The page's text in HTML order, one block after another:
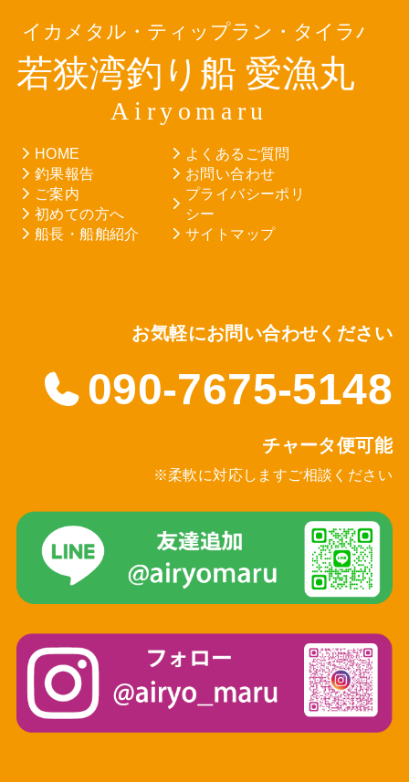
HOME
釣果報告
ご案内
初めての方へ
船長・船舶紹介
よくあるご質問
お問い合わせ
プライバシーポリ
シー
サイトマップ
お気軽にお問い合わせください
090-7675-5148
チャータ便可能
※柔軟に対応しますご相談ください